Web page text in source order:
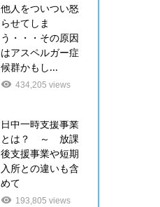
他人をついつい怒
らせてしま
う・・・その原因
はアスペルガー症
候群かもし...
434,205 views
日中一時支援事業
とは？ ～ 放課
後支援事業や短期
入所との違いも含
めて
193,805 views